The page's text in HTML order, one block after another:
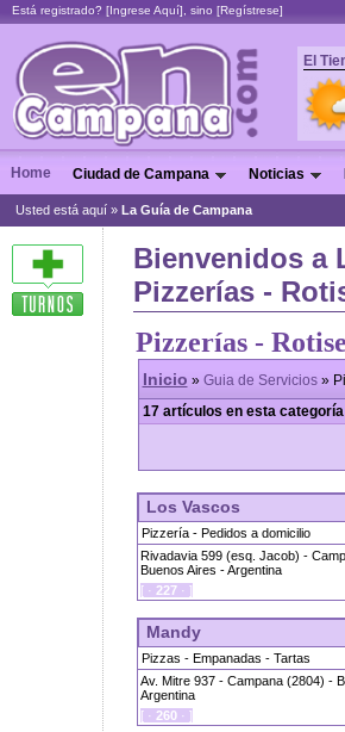
Está registrado? [Ingrese Aquí], sino [Regístrese]
El
Home Ciudad de Campana Noticias
Usted está aquí » La Guía de Campana
Bienvenidos a
Pizzerías -
Pizzerías -
Inicio » Guia de Servicios»
17 artículos en esta categoría
Los Vascos
Pizzería - Pedidos a domicilio
Rivadavia 599 (esq. Jacob) -
Buenos Aires - Argentina
[ · 227 · ]
Mandy
Pizzas - Empanadas - Tartas
Av. Mitre 937 - Campana (2804) -
Argentina
[ · 260 · ]